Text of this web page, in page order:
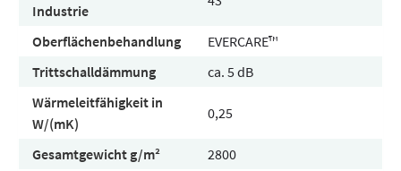
Industrie
Oberflächenbehandlung
EVERCARE™
Trittschalldämmung
ca. 5 dB
Wärmeleitfähigkeit in
W/(mK)
0,25
Gesamtgewicht g/m²
2800